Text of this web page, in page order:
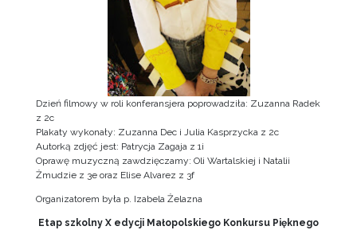
Dzień filmowy w roli konferansjera poprowadziła: Zuzanna Radek
z 2c
Plakaty wykonały: Zuzanna Dec i Julia Kasprzycka z 2c
Autorką zdjęć jest: Patrycja Zagaja z 1i
Oprawę muzyczną zawdzięczamy: Oli Wartalskiej i Natalii
Żmudzie z 3e oraz Elise Alvarez z 3f
Organizatorem była p. Izabela Żelazna
Etap szkolny X edycji Małopolskiego Konkursu Pięknego